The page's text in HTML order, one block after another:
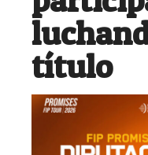
título